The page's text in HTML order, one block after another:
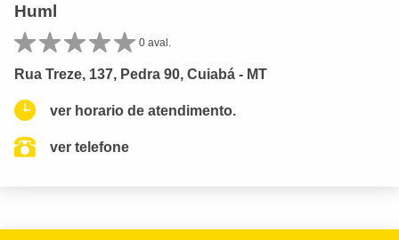
Huml
0 aval.
Rua Treze, 137, Pedra 90, Cuiabá - MT
ver horario de atendimento.
ver telefone